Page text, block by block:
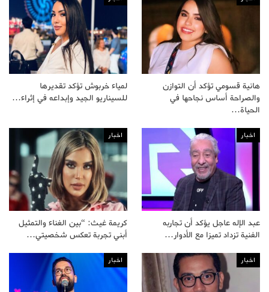
هانية قسومي تؤكد أن التوازن
والصراحة أساس نجاحها في
الحياة…
لمياء خربوش تؤكد تقديرها
للسيناريو الجيد وإبداعه في إثراء…
اخبار
عبد الإله عاجل يؤكد أن تجاربه
الفنية تزداد تميزا مع الأدوار…
اخبار
كريمة غيث: “بين الغناء والتمثيل
أبني تجربة تعكس شخصيتي…
اخبار اخبار